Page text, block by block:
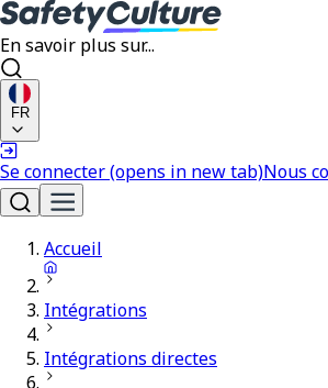
En savoir plus sur...
FR
Se connecter(opens in new tab)Nous
Accueil
Intégrations
Intégrations directes